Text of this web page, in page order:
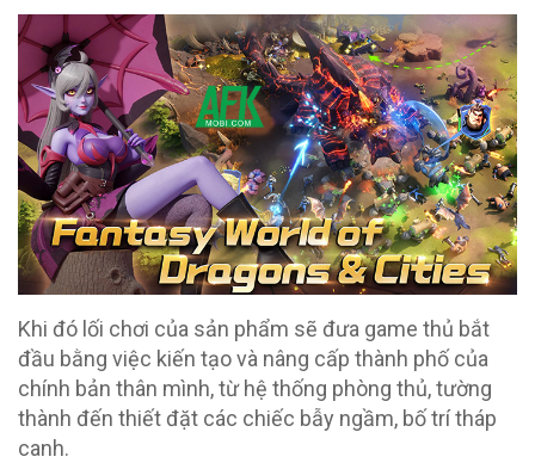
Khi đó lối chơi của sản phẩm sẽ đưa game thủ bắt
đầu bằng việc kiến tạo và nâng cấp thành phố của
chính bản thân mình, từ hệ thống phòng thủ, tường
thành đến thiết đặt các chiếc bẫy ngầm, bố trí tháp
canh.